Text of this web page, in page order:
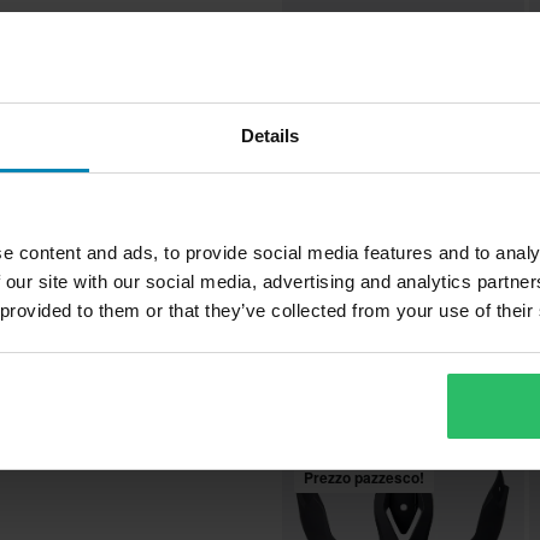
Details
content and ads, to provide social media features and to
site with our social media, advertising and analytics
to them or that they’ve collected from your use of
51-72-07 65 x 120 x 10 mm
migliore da un concorrente, lo
motocross e
stiloso, sicuro, confortevole
€ 38,99 -22%
€ 49,99
Visiera HJC C70/IS-17 e FG-ST
I più
Prezzo pazzesco!